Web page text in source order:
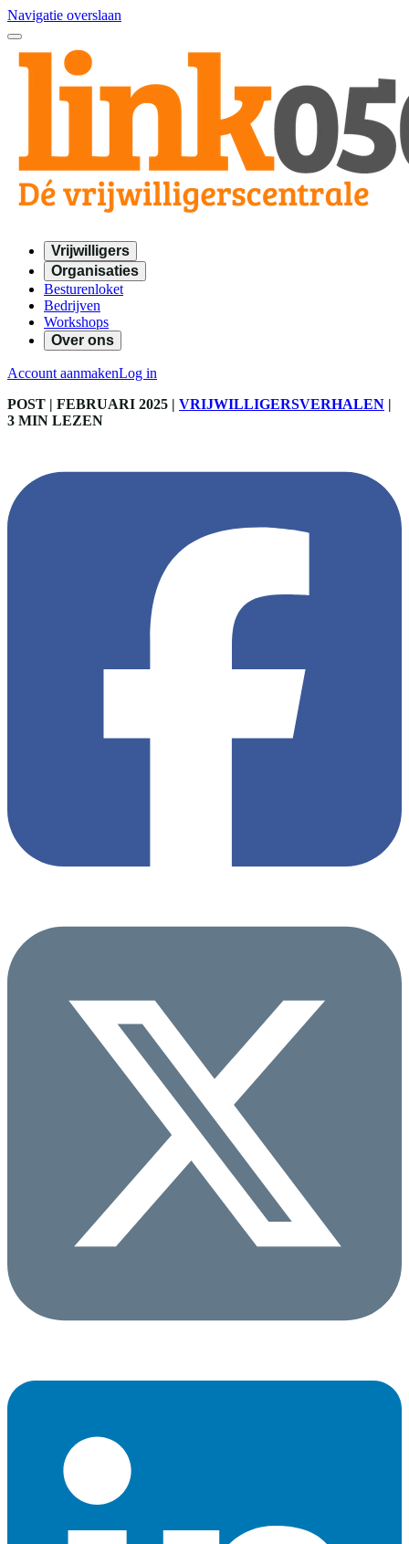
Navigatie overslaan
Vrijwilligers
Organisaties
Besturenloket
Bedrijven
Workshops
Over ons
Account aanmakenLog in
POST | FEBRUARI 2025 | VRIJWILLIGERSVERHALEN |
3 MIN LEZEN